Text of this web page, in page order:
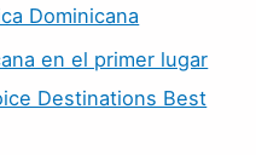
Dominicana
en el primer lugar
Destinations Best